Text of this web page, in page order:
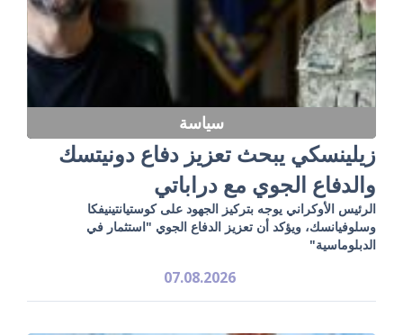
سياسة
زيلينسكي يبحث تعزيز دفاع دونيتسك
والدفاع الجوي مع دراباتي
الرئيس الأوكراني يوجه بتركيز الجهود على كوستيانتينيفكا
وسلوفيانسك، ويؤكد أن تعزيز الدفاع الجوي "استثمار في
الدبلوماسية"
07.08.2026